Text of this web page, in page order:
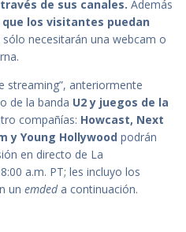
de sus canales. Además
los visitantes puedan
sólo necesitarán una webcam o
streaming”, anteriormente
de la banda U2 y juegos de la
compañías: Howcast, Next
y Young Hollywood podrán
en directo de La
a.m. PT; les incluyo los
un emdeda continuación.